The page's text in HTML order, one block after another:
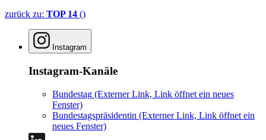
zurück zu: TOP 14 ()
Instagram
Instagram-Kanäle
Bundestag (Externer Link, Link öffnet ein neues
Fenster)
Bundestagspräsidentin (Externer Link, Link öffnet ein
neues Fenster)